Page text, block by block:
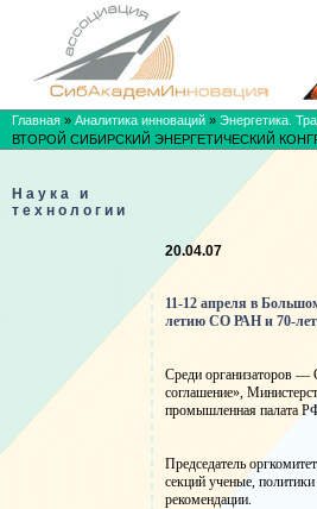
Главная » Аналитика инноваций » Энергетика.
ВТОРОЙ СИБИРСКИЙ ЭНЕРГЕТИЧЕСКИЙ
Наука и
технологии
20.04.07
11-12 апреля в
летию СО РАН и 70-
Среди организаторов —
соглашение»,
промышленная палата
Председатель
секций ученые,
рекомендации.